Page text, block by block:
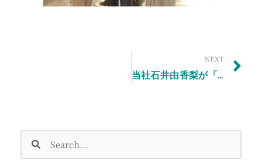
NEXT
当社石井由香梨が「国際女性デー」に寄せて、知見録に寄稿しました